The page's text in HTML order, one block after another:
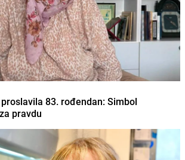
83. rođendan: Simbol
pravdu